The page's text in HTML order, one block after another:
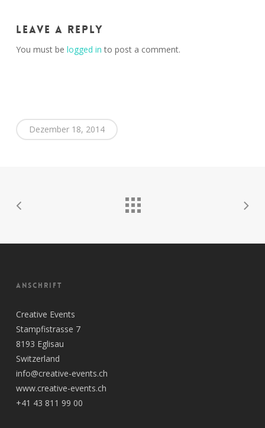
Leave a Reply
You must be logged in to post a comment.
Dezember 18, 2014
ANSCHRIFT
Creative Events
Stampfistrasse 7
8193 Eglisau
Switzerland
info@creative-events.ch
www.creative-events.ch
+41 43 811 99 00